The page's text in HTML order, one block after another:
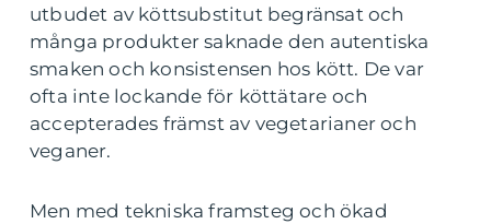
utbudet av köttsubstitut begränsat och
många produkter saknade den autentiska
smaken och konsistensen hos kött. De var
ofta inte lockande för köttätare och
accepterades främst av vegetarianer och
veganer.
Men med tekniska framsteg och ökad